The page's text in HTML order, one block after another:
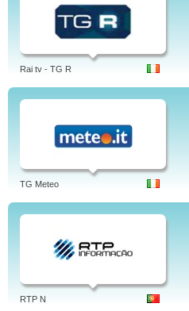
Rai tv - TG R
TG Meteo
RTP N